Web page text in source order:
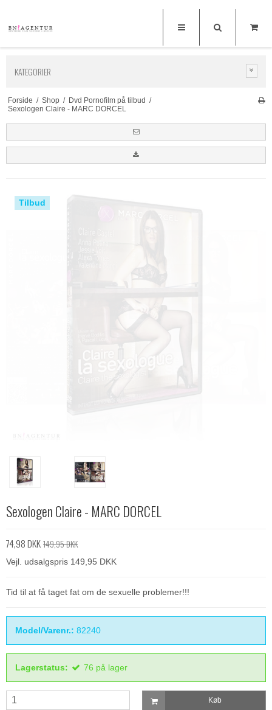
KATEGORIER
Forside / Shop / Dvd Pornofilm på tilbud /
Sexologen Claire - MARC DORCEL
Tilbud
Sexologen Claire - MARC DORCEL
74,98 DKK149,95 DKK
Vejl. udsalgspris 149,95 DKK
Tid til at få taget fat om de sexuelle problemer!!!
Model/Varenr.: 82240
Lagerstatus: 76 på lager
Køb